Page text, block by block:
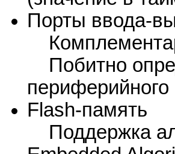
Порты ввода-
Побитно
Flash-память
Поддержка